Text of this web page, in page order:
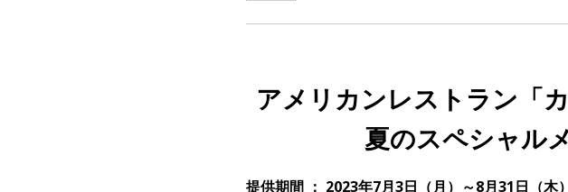
アメリカンレストラン「
夏のスペシャル
提供期間 ： 2023年7月3日（月）～8月31日（木）